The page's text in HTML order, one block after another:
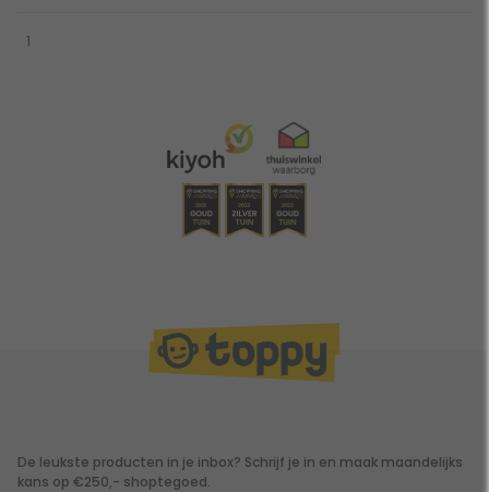
1
De leukste producten in je inbox? Schrijf je in en maak maandelijks
kans op €250,- shoptegoed.